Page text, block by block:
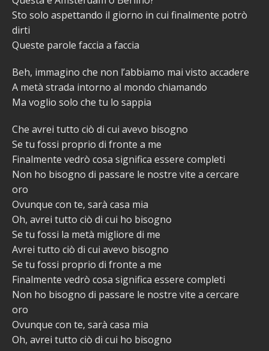
Sto solo aspettando il giorno in cui finalmente potrò
dirti
Queste parole faccia a faccia
Beh, immagino che non l’abbiamo mai visto accadere
A metà strada intorno al mondo chiamando
Ma voglio solo che tu lo sappia
Che avrei tutto ciò di cui avevo bisogno
Se tu fossi proprio di fronte a me
Finalmente vedrò cosa significa essere completi
Non ho bisogno di passare le nostre vite a cercare
oro
Ovunque con te, sarà casa mia
Oh, avrei tutto ciò di cui ho bisogno
Se tu fossi la metà migliore di me
Avrei tutto ciò di cui avevo bisogno
Se tu fossi proprio di fronte a me
Finalmente vedrò cosa significa essere completi
Non ho bisogno di passare le nostre vite a cercare
oro
Ovunque con te, sarà casa mia
Oh, avrei tutto ciò di cui ho bisogno